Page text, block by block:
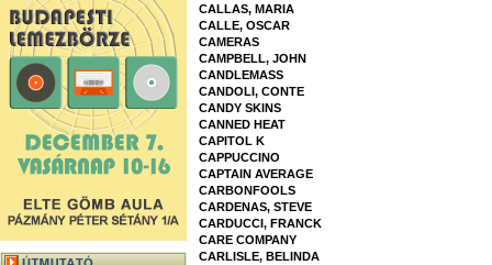
CALLAS, MARIA
CALLE, OSCAR
CAMERAS
CAMPBELL, JOHN
CANDLEMASS
CANDOLI, CONTE
CANDY SKINS
CANNED HEAT
CAPITOL K
CAPPUCCINO
CAPTAIN AVERAGE
CARBONFOOLS
CARDENAS, STEVE
CARDUCCI, FRANCK
CARE COMPANY
CARLISLE, BELINDA